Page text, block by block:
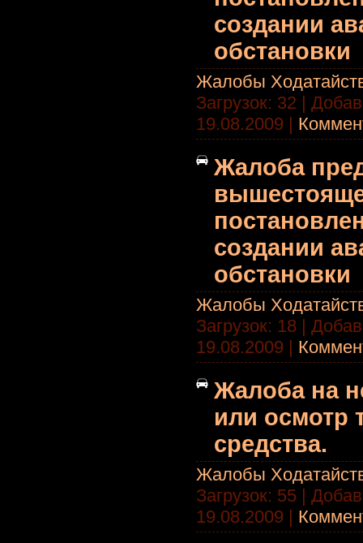
создании
обстановки
Жалобы
Загрузок: 32 |
19.08.2009 |
Жалоба
создании
обстановки
Жалобы
Загрузок: 18 |
19.08.2009 |
Жалоба на
или осмотр
средства.
Жалобы
Загрузок: 55 |
19.08.2009 |